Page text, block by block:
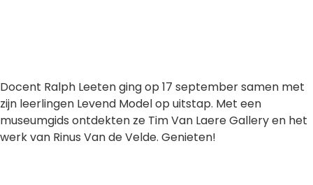
Docent Ralph Leeten ging op 17 september samen met
zijn leerlingen Levend Model op uitstap. Met een
museumgids ontdekten ze Tim Van Laere Gallery en het
werk van Rinus Van de Velde. Genieten!